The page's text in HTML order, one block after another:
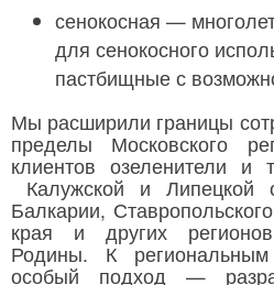
сенокосная —
для сенокосного
пастбищные с
Мы расширили границы
пределы Московского
клиентов озеленители и
Калужской и Липецкой
Балкарии,
края и других
Родины. К
особый подход —